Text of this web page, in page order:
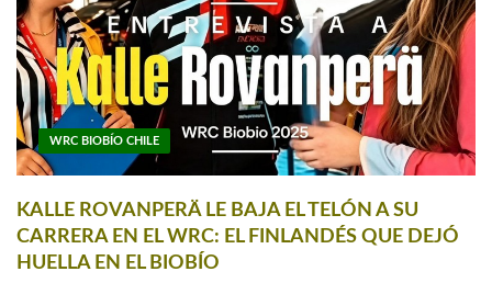
WRC BIOBÍO CHILE
KALLE ROVANPERÄ LE BAJA EL TELÓN A SU
CARRERA EN EL WRC: EL FINLANDÉS QUE DEJÓ
HUELLA EN EL BIOBÍO